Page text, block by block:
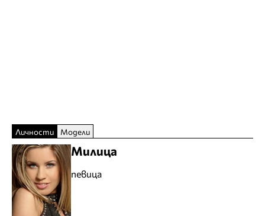
Личности Модели
Милица
певица